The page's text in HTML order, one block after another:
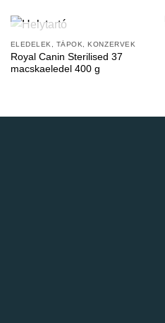
ELFOGYOTT
ELEDELEK, TÁPOK, KONZERVEK
Royal Canin Sterilised 37
macskaeledel 400 g